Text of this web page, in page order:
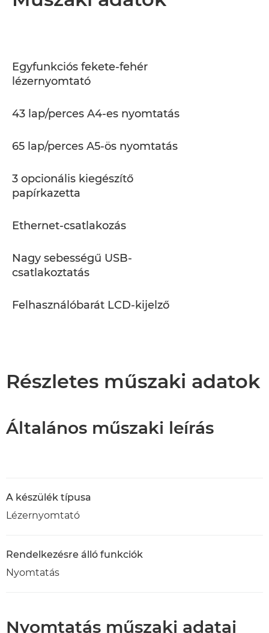
Egyfunkciós fekete-fehér
lézernyomtató
43 lap/perces A4-es nyomtatás
65 lap/perces A5-ös nyomtatás
3 opcionális kiegészítő
papírkazetta
Ethernet-csatlakozás
Nagy sebességű USB-
csatlakoztatás
Felhasználóbarát LCD-kijelző
Részletes műszaki adatok
Általános műszaki leírás
A készülék típusa
Lézernyomtató
Rendelkezésre álló funkciók
Nyomtatás
Nyomtatás műszaki adatai